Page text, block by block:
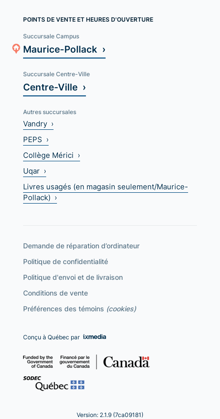
POINTS DE VENTE ET HEURES D'OUVERTURE
Succursale Campus
Maurice-Pollack ›
Succursale Centre-Ville
Centre-Ville ›
Autres succursales
Vandry ›
PEPS ›
Collège Mérici ›
Uqar ›
Livres usagés (en magasin seulement/Maurice-
Pollack) ›
Demande de réparation d’ordinateur
Politique de confidentialité
Politique d'envoi et de livraison
Conditions de vente
Préférences des témoins (cookies)
Conçu à Québec par
Version: 2.1.9 (7ca09181)